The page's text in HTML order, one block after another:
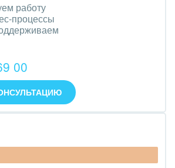
работу
процессы
00